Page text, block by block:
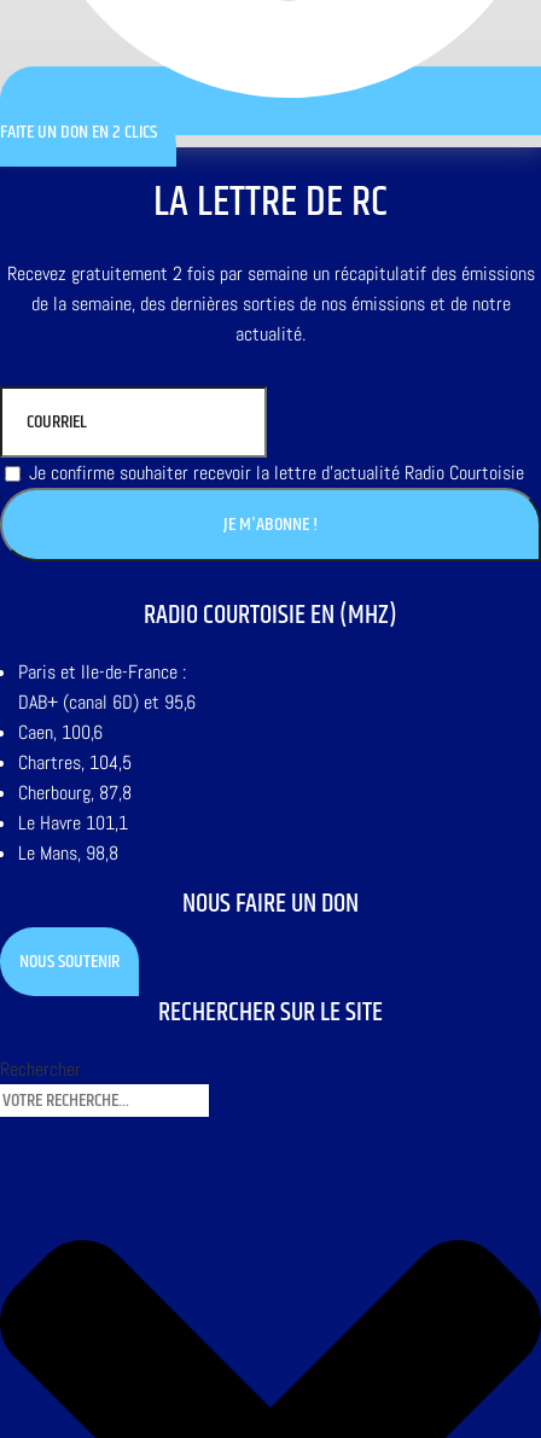
FAITE UN DON EN 2 CLICS
LA LETTRE DE RC
Recevez gratuitement 2 fois par semaine un récapitulatif des émissions
de la semaine, des dernières sorties de nos émissions et de notre
actualité.
Je confirme souhaiter recevoir la lettre d'actualité Radio Courtoisie
RADIO COURTOISIE EN (MHZ)
Paris et Ile-de-France :
DAB+ (canal 6D) et 95,6
Caen, 100,6
Chartres, 104,5
Cherbourg, 87,8
Le Havre 101,1
Le Mans, 98,8
NOUS FAIRE UN DON
NOUS SOUTENIR
RECHERCHER SUR LE SITE
Rechercher